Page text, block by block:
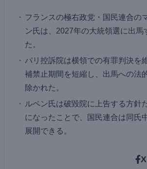
フランスの極右政党・国民連合の
ン氏は、2027年の大統領選に出馬
た。
パリ控訴院は横領での有罪判決を
補禁止期間を短縮し、出馬への法
除かれた。
ルペン氏は破毀院に上告する方針
になったことで、国民連合は同氏
展開できる。
X